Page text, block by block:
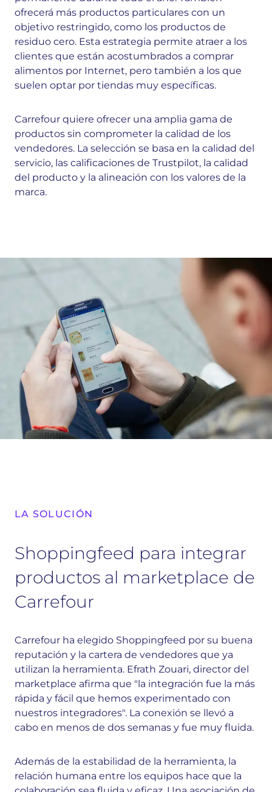
ofrecerá más productos particulares con un
objetivo restringido, como los productos de
residuo cero. Esta estrategia permite atraer a los
clientes que están acostumbrados a comprar
alimentos por Internet, pero también a los que
suelen optar por tiendas muy específicas.
Carrefour quiere ofrecer una amplia gama de
productos sin comprometer la calidad de los
vendedores. La selección se basa en la calidad del
servicio, las calificaciones de Trustpilot, la calidad
del producto y la alineación con los valores de la
marca.
LA SOLUCIÓN
Shoppingfeed para integrar
productos al marketplace de
Carrefour
Carrefour ha elegido Shoppingfeed por su buena
reputación y la cartera de vendedores que ya
utilizan la herramienta. Efrath Zouari, director del
marketplace afirma que "la integración fue la más
rápida y fácil que hemos experimentado con
nuestros integradores". La conexión se llevó a
cabo en menos de dos semanas y fue muy fluida.
Además de la estabilidad de la herramienta, la
relación humana entre los equipos hace que la